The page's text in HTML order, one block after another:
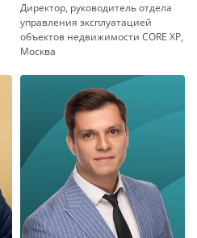
Директор, руководитель отдела
управления эксплуатацией
объектов недвижимости CORE XP,
Москва